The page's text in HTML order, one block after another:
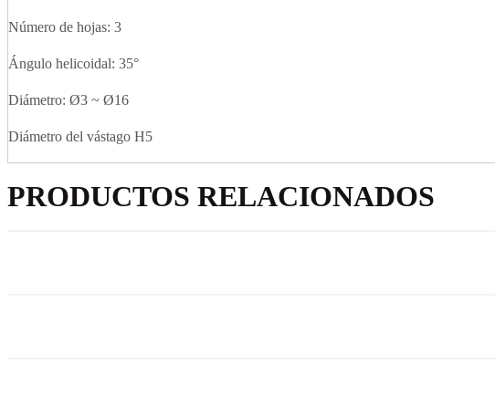
Número de hojas: 3
Ángulo helicoidal: 35°
Diámetro: Ø3 ~ Ø16
Diámetro del vástago H5
PRODUCTOS RELACIONADOS